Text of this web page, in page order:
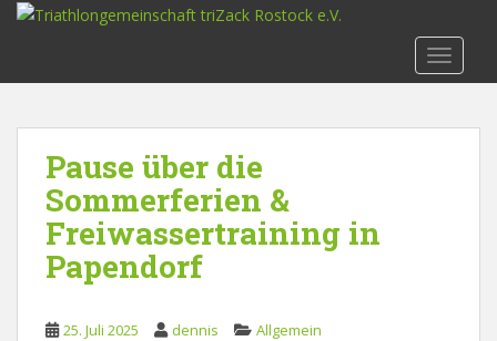
p
Pause über die
Sommerferien &
Freiwassertraining in
Papendorf
25. Juli 2025 dennis Allgemein